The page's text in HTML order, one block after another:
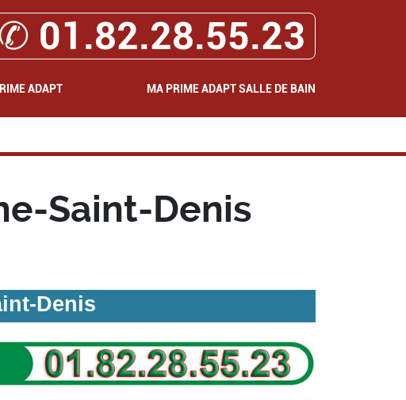
✆ 01.82.28.55.23
ADAPT MA PRIME ADAPT SALLE DE BAIN
Saint-Denis
Denis